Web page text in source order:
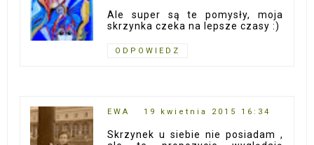
Ale super są te pomysły, moja
skrzynka czeka na lepsze czasy :)
ODPOWIEDZ
EWA 19 kwietnia 2015 16:34
Skrzynek u siebie nie posiadam ,